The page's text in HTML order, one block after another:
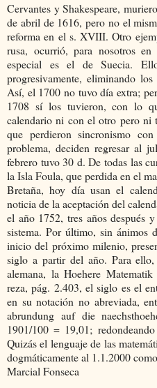
Cervantes y Shakespeare,
de abril de 1616, pero no el
reforma en el s. XVIII. Otro
rusa, ocurrió, para nosotros
especial es el de Suecia.
progresivamente, eliminando
Así, el 1700 no tuvo día extra;
1708 sí los tuvieron, con lo
calendario ni con el otro pero ni
que perdieron sincronismo
problema, deciden regresar al
febrero tuvo 30 d. De todas las
la Isla Foula, que perdida en el
Bretaña, hoy día usan el
noticia de la aceptación del
el año 1752, tres años después
sistema. Por último, sin ánimos
inicio del próximo milenio,
siglo a partir del año. Para
alemana, la Hoehere
reza, pág. 2.403, el siglo es el
en su notación no abreviada,
abrundung auf die
1901/100 = 19,01;
Quizás el lenguaje de las
dogmáticamente al 1.1.2000
Marcial Fonseca